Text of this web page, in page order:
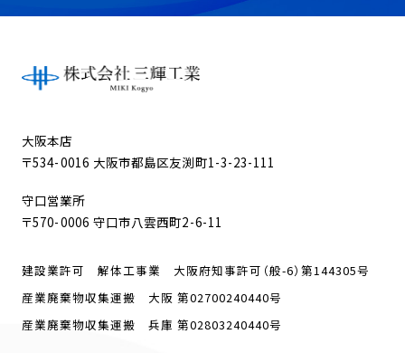
大阪本店
〒534-0016 大阪市都島区友渕町1-3-23-111
守口営業所
〒570-0006 守口市八雲西町2-6-11
建設業許可 解体工事業 大阪府知事許可（般-6）第144305号
産業廃棄物収集運搬 大阪 第02700240440号
産業廃棄物収集運搬 兵庫 第02803240440号